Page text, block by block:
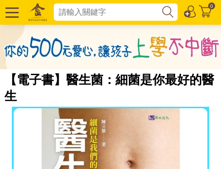
0
【電子書】醫生菌：細菌是你最好的醫
生